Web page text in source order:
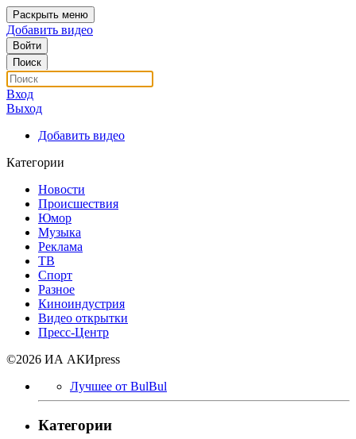
Раскрыть меню
Добавить видео
Войти
Поиск
Вход
Выход
Добавить видео
Категории
Новости
Происшествия
Юмор
Музыка
Реклама
ТВ
Спорт
Разное
Киноиндустрия
Видео открытки
Пресс-Центр
©2026 ИА АКИpress
Лучшее от BulBul
Категории